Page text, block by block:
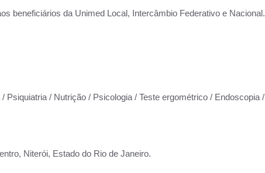
beneficiários da Unimed Local, Intercâmbio Federativo e Nacional.
Psiquiatria / Nutrição / Psicologia / Teste ergométrico / Endoscopia /
Niterói, Estado do Rio de Janeiro.